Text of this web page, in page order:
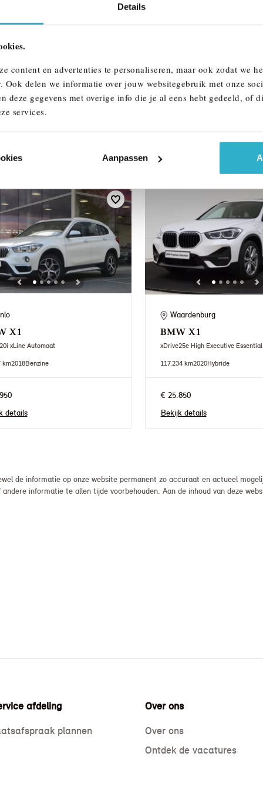
Details
content en advertenties te personaliseren, maar ook zodat we
Ook delen we informatie over jouw websitegebruik met onze
deze gegevens met overige info die je al eens hebt gedeeld, of
services.
Aanpassen
X1
xLine Automaat
km2018Benzine
details
Waardenburg
BMW X1
xDrive25e High Executive
117.234 km2020Hybride
€ 25.850
Bekijk details
de informatie op onze website permanent zo accuraat en actueel
informatie te allen tijde voorbehouden. Aan de inhoud van deze
afdeling
plannen
Over ons
Over ons
Ontdek de vacatures